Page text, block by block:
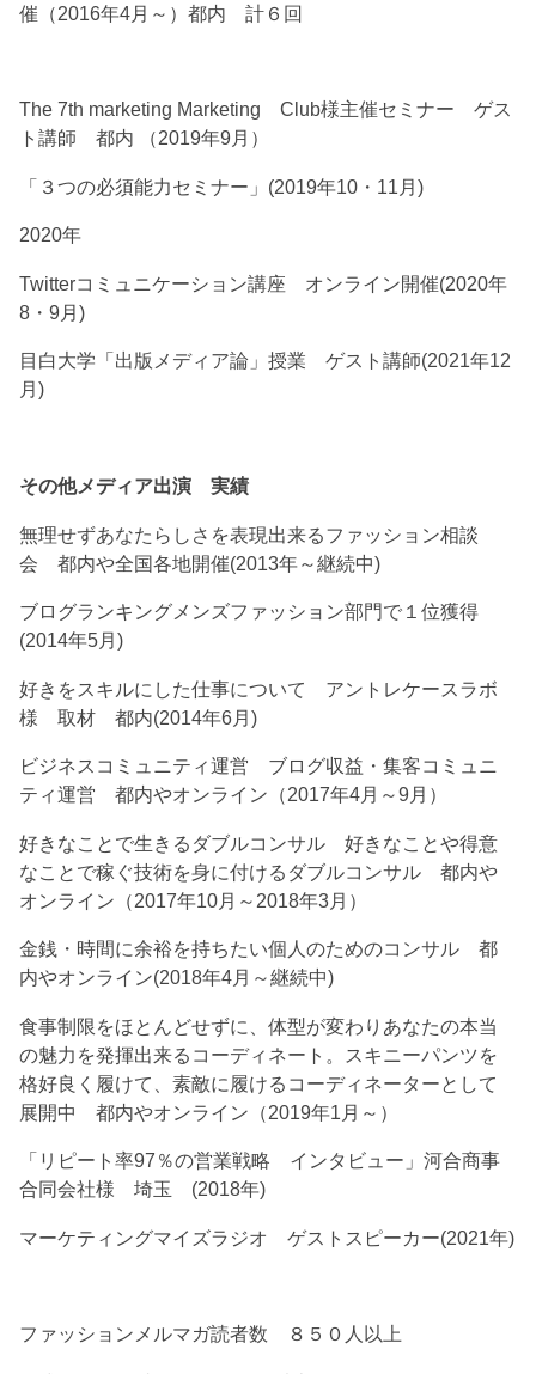
催（2016年4月～）都内 計６回
The 7th marketing Marketing Club様主催セミナー ゲス
ト講師 都内 （2019年9月）
「３つの必須能力セミナー」(2019年10・11月)
2020年
Twitterコミュニケーション講座 オンライン開催(2020年
8・9月)
目白大学「出版メディア論」授業 ゲスト講師(2021年12
月)
その他メディア出演 実績
無理せずあなたらしさを表現出来るファッション相談
会 都内や全国各地開催(2013年～継続中)
ブログランキングメンズファッション部門で１位獲得
(2014年5月)
好きをスキルにした仕事について アントレケースラボ
様 取材 都内(2014年6月)
ビジネスコミュニティ運営 ブログ収益・集客コミュニ
ティ運営 都内やオンライン（2017年4月～9月）
好きなことで生きるダブルコンサル 好きなことや得意
なことで稼ぐ技術を身に付けるダブルコンサル 都内や
オンライン（2017年10月～2018年3月）
金銭・時間に余裕を持ちたい個人のためのコンサル 都
内やオンライン(2018年4月～継続中)
食事制限をほとんどせずに、体型が変わりあなたの本当
の魅力を発揮出来るコーディネート。スキニーパンツを
格好良く履けて、素敵に履けるコーディネーターとして
展開中 都内やオンライン（2019年1月～）
「リピート率97％の営業戦略 インタビュー」河合商事
合同会社様 埼玉 (2018年)
マーケティングマイズラジオ ゲストスピーカー(2021年)
ファッションメルマガ読者数 ８５０人以上